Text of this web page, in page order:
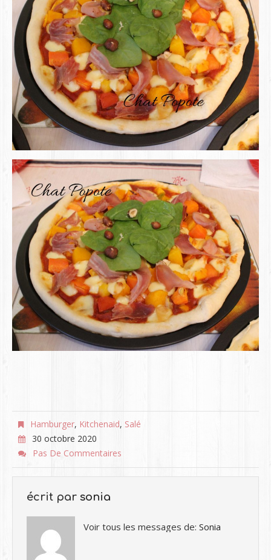
Hamburger, Kitchenaid, Salé
30 octobre 2020
Pas De Commentaires
écrit par sonia
Voir tous les messages de: Sonia